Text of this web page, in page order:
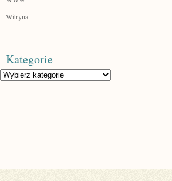
Witryna
Kategorie
Kategorie